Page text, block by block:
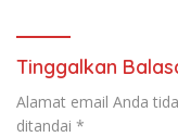
Tinggalkan
Alamat email Anda
ditandai *